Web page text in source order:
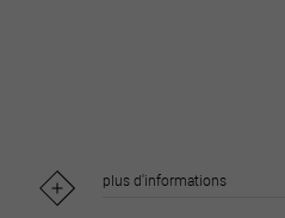
plus d'informations